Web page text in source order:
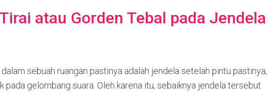
atau Gorden Tebal pada Jendela
sebuah ruangan pastinya adalah jendela setelah pintu pastinya,
pada gelombang suara. Oleh karena itu, sebaiknya jendela tersebut